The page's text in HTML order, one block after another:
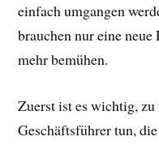
einfach umgangen
brauchen nur eine
mehr bemühen.
Zuerst ist es wichtig,
Geschäftsführer tun,